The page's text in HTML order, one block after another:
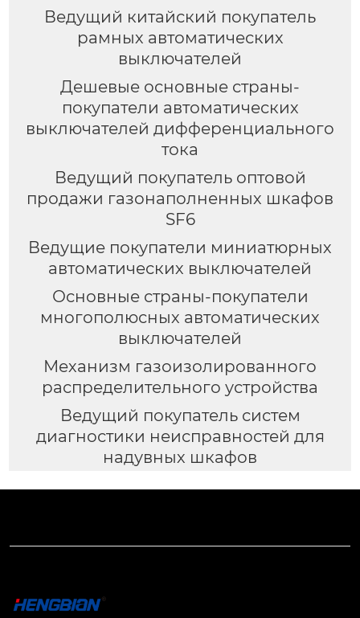
Ведущий китайский покупатель
рамных автоматических
выключателей
Дешевые основные страны-
покупатели автоматических
выключателей дифференциального
тока
Ведущий покупатель оптовой
продажи газонаполненных шкафов
SF6
Ведущие покупатели миниатюрных
автоматических выключателей
Основные страны-покупатели
многополюсных автоматических
выключателей
Механизм газоизолированного
распределительного устройства
Ведущий покупатель систем
диагностики неисправностей для
надувных шкафов